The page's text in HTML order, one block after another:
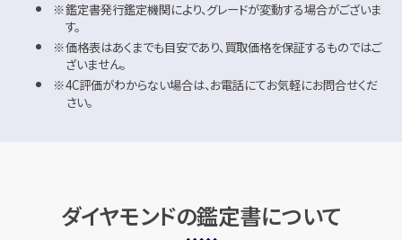
鑑定書発行鑑定機関により、グレードが変動する場合がございま
す。
価格表はあくまでも目安であり、買取価格を保証するものではご
ざいません。
4C評価がわからない場合は、お電話にてお気軽にお問合せくだ
さい。
ダイヤモンドの鑑定書について